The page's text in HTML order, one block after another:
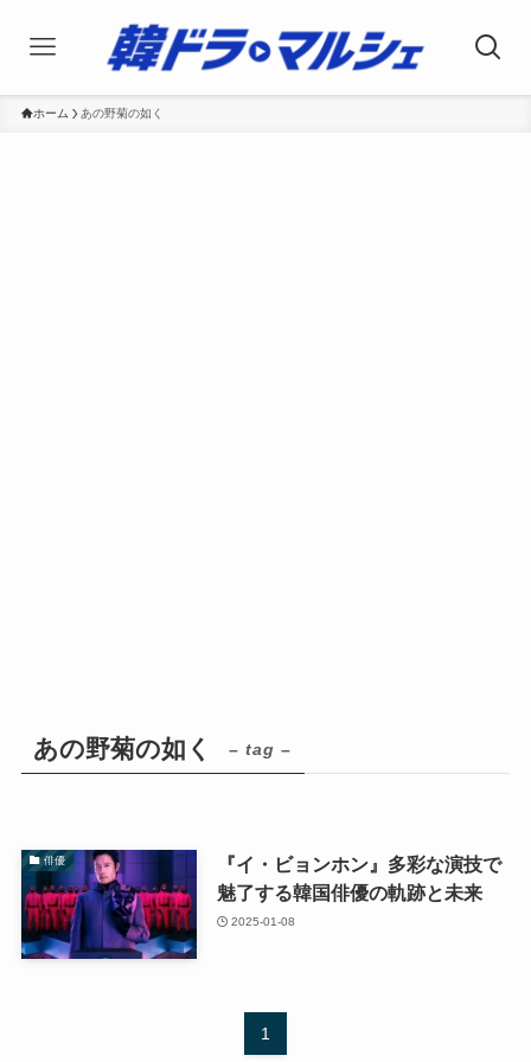
ホーム あの野菊の如く
あの野菊の如く – tag –
俳優
『イ・ビョンホン』多彩な演技で
魅了する韓国俳優の軌跡と未来
2025-01-08
1